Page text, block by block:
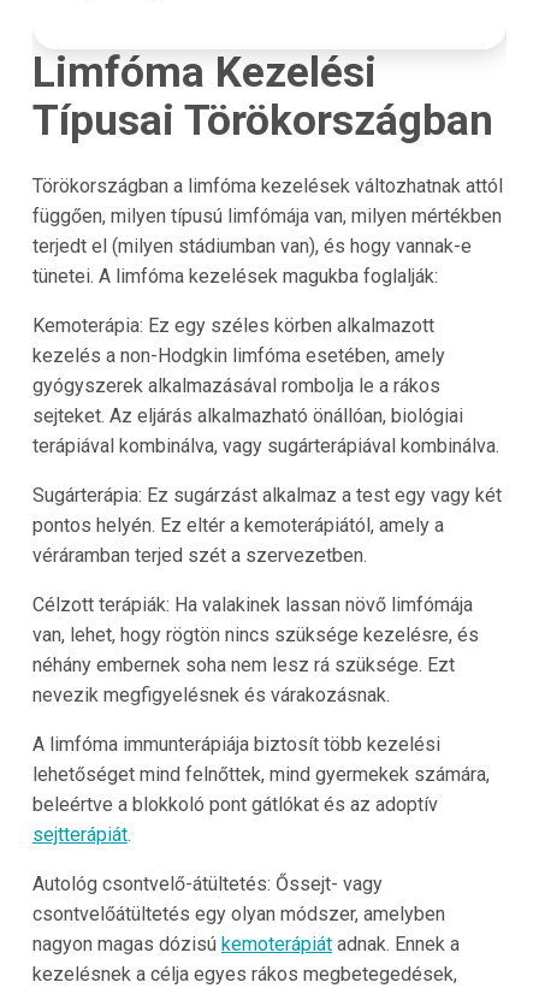
Limfóma Kezelési
Típusai Törökországban
Törökországban a limfóma kezelések változhatnak attól
függően, milyen típusú limfómája van, milyen mértékben
terjedt el (milyen stádiumban van), és hogy vannak-e
tünetei. A limfóma kezelések magukba foglalják:
Kemoterápia: Ez egy széles körben alkalmazott
kezelés a non-Hodgkin limfóma esetében, amely
gyógyszerek alkalmazásával rombolja le a rákos
sejteket. Az eljárás alkalmazható önállóan, biológiai
terápiával kombinálva, vagy sugárterápiával kombinálva.
Sugárterápia: Ez sugárzást alkalmaz a test egy vagy két
pontos helyén. Ez eltér a kemoterápiától, amely a
véráramban terjed szét a szervezetben.
Célzott terápiák: Ha valakinek lassan növő limfómája
van, lehet, hogy rögtön nincs szüksége kezelésre, és
néhány embernek soha nem lesz rá szüksége. Ezt
nevezik megfigyelésnek és várakozásnak.
A limfóma immunterápiája biztosít több kezelési
lehetőséget mind felnőttek, mind gyermekek számára,
beleértve a blokkoló pont gátlókat és az adoptív
sejtterápiát.
Autológ csontvelő-átültetés: Őssejt- vagy
csontvelőátültetés egy olyan módszer, amelyben
nagyon magas dózisú kemoterápiátadnak. Ennek a
kezelésnek a célja egyes rákos megbetegedések,